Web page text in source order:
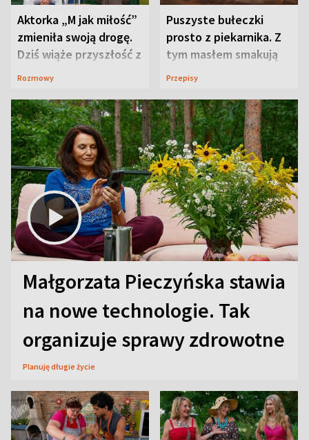
Aktorka „M jak miłość”
zmieniła swoją drogę.
Dziś wiąże przyszłość z
neurobiologią
Rozmowy
Puszyste bułeczki
prosto z piekarnika. Z
tym masłem smakują
jeszcze lepiej
Przepisy
Małgorzata Pieczyńska stawia
na nowe technologie. Tak
organizuje sprawy zdrowotne
Planuję długie życie